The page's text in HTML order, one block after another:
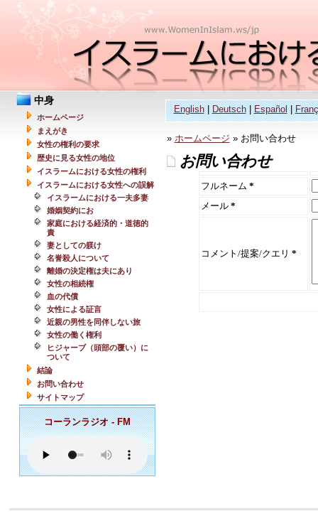
中身
ホームページ
まえがき
女性の権利の要求
歴史に見る女性の地位
イスラームにおける女性の権利
イスラームにおける女性への誤解
イスラームにおける一夫多妻
婚姻契約にお
家庭における経済的・道徳的
責
妻としての躾け
名誉殺人について
離婚の決定権は夫にあり
女性の相続権
血の代償
女性による証言
近親の男性を同伴しない旅
女性の働く権利
ヒジャーブ（頭部の覆い）に
ついて
結論
お問い合わせ
サイトマップ
コーランラジオ - FM
English|Deutsch|Español|
» ホームページ » お問い合わせ
お問い合わせ
フルネーム *
メール *
コメント/提案/クエリ *